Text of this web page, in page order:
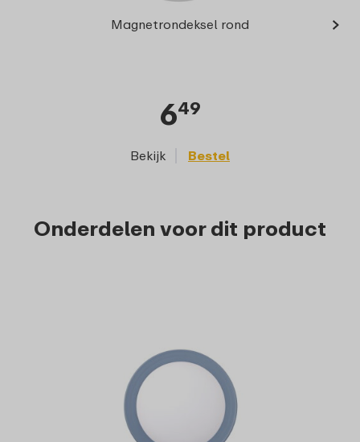
Magnetrondeksel rond
649
Bekijk Bestel
›
Onderdelen voor dit product